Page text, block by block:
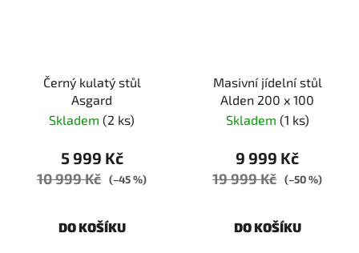
Černý kulatý stůl
Asgard
Skladem (2 ks)
5 999 Kč
10 999 Kč (–45 %)
DO KOŠÍKU
Masivní jídelní stůl
Alden 200 x 100
Skladem (1 ks)
9 999 Kč
19 999 Kč (–50 %)
DO KOŠÍKU